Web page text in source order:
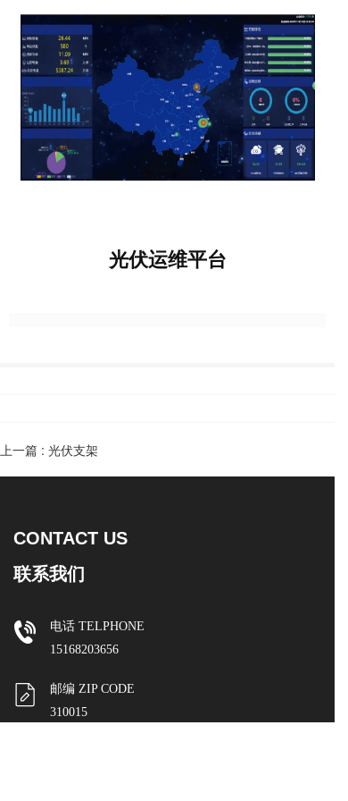
光伏运维平台
上一篇 : 光伏支架
CONTACT US
联系我们
电话 TELPHONE
15168203656
邮编 ZIP CODE
310015